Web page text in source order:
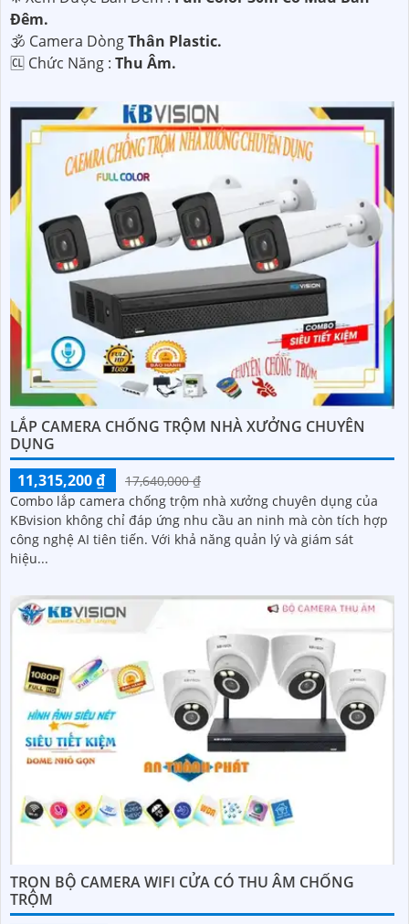
Ðêm.
🕉️ Camera DòngThân Plastic.
️🆑 Chức Năng : Thu Âm.
LẮP CAMERA CHỐNG TRỘM NHÀ XƯỞNG CHUYÊN
DỤNG
11,315,200 ₫
17,640,000 ₫
Combo lắp camera chống trộm nhà xưởng chuyên dụng của
KBvision không chỉ đáp ứng nhu cầu an ninh mà còn tích hợp
công nghệ AI tiên tiến. Với khả năng quản lý và giám sát
hiệu...
TRỌN BỘ CAMERA WIFI CỬA CÓ THU ÂM CHỐNG
TRỘM